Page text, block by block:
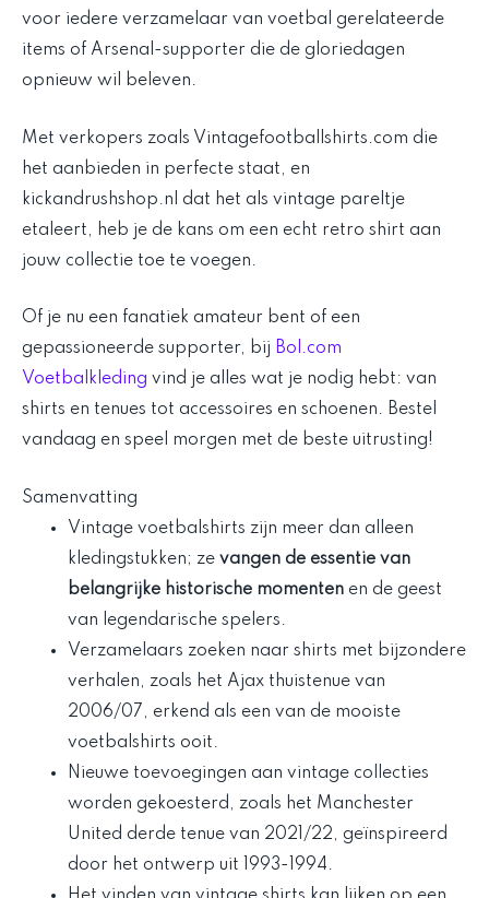
voor iedere verzamelaar van voetbal gerelateerde
items of Arsenal-supporter die de gloriedagen
opnieuw wil beleven.
Met verkopers zoals Vintagefootballshirts.com die
het aanbieden in perfecte staat, en
kickandrushshop.nl dat het als vintage pareltje
etaleert, heb je de kans om een echt retro shirt aan
jouw collectie toe te voegen.
Of je nu een fanatiek amateur bent of een
gepassioneerde supporter, bij Bol.com
Voetbalkleding vind je alles wat je nodig hebt: van
shirts en tenues tot accessoires en schoenen. Bestel
vandaag en speel morgen met de beste uitrusting!
Samenvatting
Vintage voetbalshirts zijn meer dan alleen
kledingstukken; ze vangen de essentie van
belangrijke historische momenten en de geest
van legendarische spelers.
Verzamelaars zoeken naar shirts met bijzondere
verhalen, zoals het Ajax thuistenue van
2006/07, erkend als een van de mooiste
voetbalshirts ooit.
Nieuwe toevoegingen aan vintage collecties
worden gekoesterd, zoals het Manchester
United derde tenue van 2021/22, geïnspireerd
door het ontwerp uit 1993-1994.